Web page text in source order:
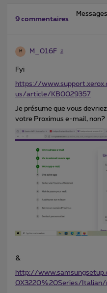
9 commentaires
M M_016F
Fyi
https://
us/article/KB0029357
Je présume que vous
votre Proximus e-mail, non?
&
http://
0X3220%20Series/Italian/